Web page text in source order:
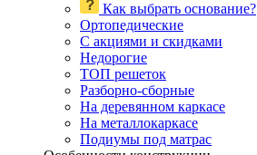
Как выбрать основание?
Ортопедические
С акциями и скидками
Недорогие
ТОП решеток
Разборно-сборные
На деревянном каркасе
На металлокаркасе
Подиумы под матрас